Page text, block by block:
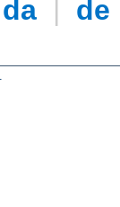
da | de